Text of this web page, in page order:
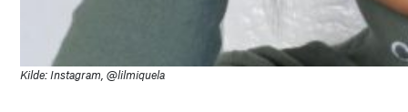
Kilde: Instagram, @lilmiquela